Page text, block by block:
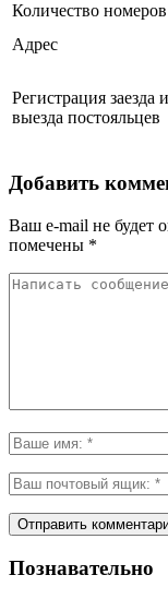
Количество номеров
Адрес
Регистрация заезда и
выезда постояльцев
Добавить
Ваш e-mail не будет
помечены *
Познавательно